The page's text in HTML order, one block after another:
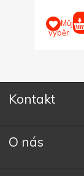
Můj
výběr
Kontakt
O nás